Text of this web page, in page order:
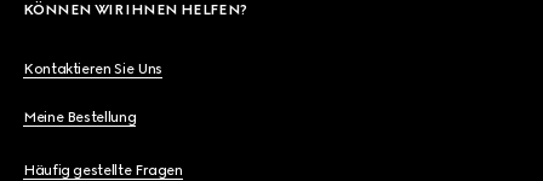
KÖNNEN WIR IHNEN HELFEN?
Kontaktieren Sie Uns
Meine Bestellung
Häufig gestellte Fragen